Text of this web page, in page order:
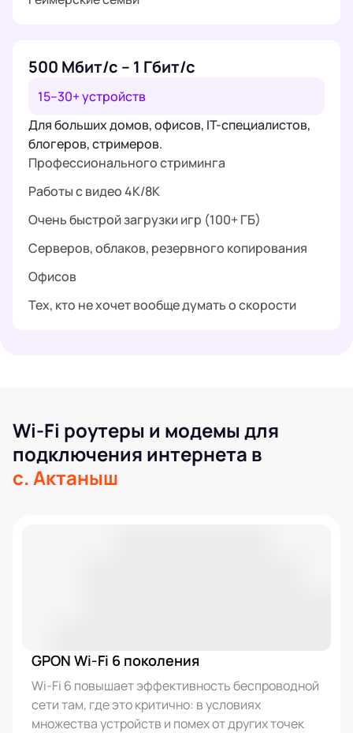
500 Мбит/с – 1 Гбит/с
15–30+ устройств
Для больших домов, офисов, IT-специалистов,
блогеров, стримеров.
Профессионального стриминга
Работы с видео 4K/8K
Очень быстрой загрузки игр (100+ ГБ)
Серверов, облаков, резервного копирования
Офисов
Тех, кто не хочет вообще думать о скорости
Wi-Fi роутеры и модемы для
подключения интернета в
с. Актаныш
GPON Wi-Fi 6 поколения
Wi-Fi 6 повышает эффективность беспроводной
сети там, где это критично: в условиях
множества устройств и помех от других точек